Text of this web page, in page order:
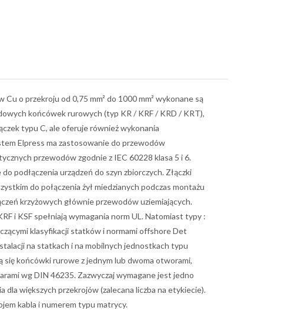
o przekroju od 0,75 mm² do 1000 mm² wykonane są
końcówek rurowych (typ KR / KRF / KRD / KRT),
typu C, ale oferuje również wykonania
Elpress ma zastosowanie do przewodów
przewodów zgodnie z IEC 60228 klasa 5 i 6.
podłączenia urządzeń do szyn zbiorczych. Złączki
do połączenia żył miedzianych podczas montażu
krzyżowych głównie przewodów uziemiających.
i KSF spełniają wymagania norm UL. Natomiast typy :
klasyfikacji statków i normami offshore Det
na statkach i na mobilnych jednostkach typu
końcówki rurowe z jednym lub dwoma otworami,
wg DIN 46235. Zazwyczaj wymagane jest jedno
dla większych przekrojów (zalecana liczba na etykiecie).
kabla i numerem typu matrycy.